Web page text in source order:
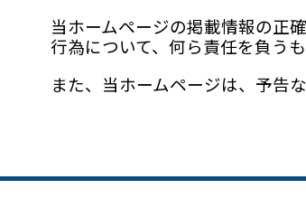
当ホームページの掲載情報の正
行為について、何ら責任を負う
また、当ホームページは、予告